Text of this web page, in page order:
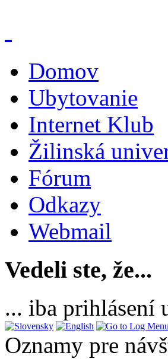
Domov
Ubytovanie
Internet Klub
Žilinská
Fórum
Odkazy
Webmail
Vedeli ste, že...
... iba prihlásení
Oznamy pre